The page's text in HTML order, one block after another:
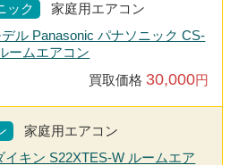
ック
家庭用エアコン
ル Panasonic パナソニック CS-
ームエアコン
買取価格 30,000円
家庭用エアコン
イキン S22XTES-W ルームエア